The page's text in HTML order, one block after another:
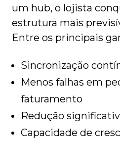
um hub, o lojista
estrutura mais
Entre os principais
Sincronização
Menos falhas em
faturamento
Redução
Capacidade de